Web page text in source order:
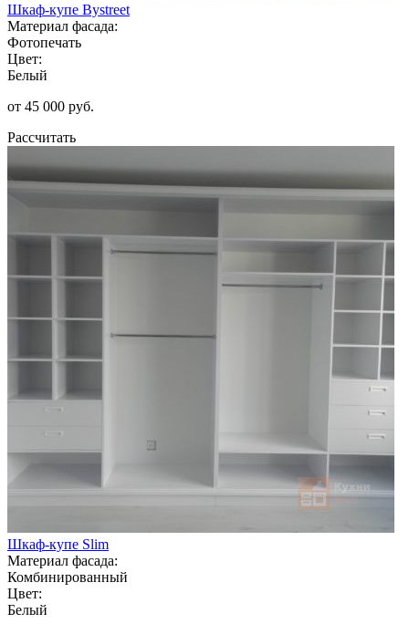
Шкаф-купе Bystreet
Материал фасада:
Фотопечать
Цвет:
Белый
от 45 000 руб.
Рассчитать
Шкаф-купе Slim
Материал фасада:
Комбинированный
Цвет:
Белый